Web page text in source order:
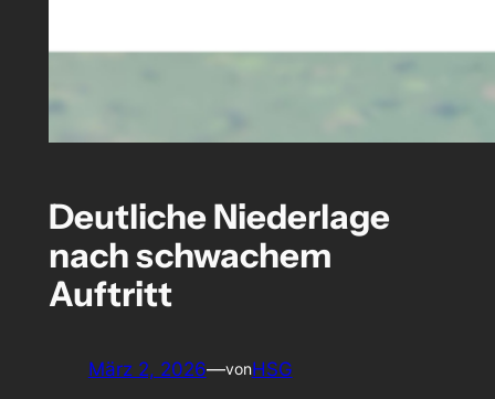
Deutliche Niederlage
nach schwachem
Auftritt
März 2, 2026—vonHSG